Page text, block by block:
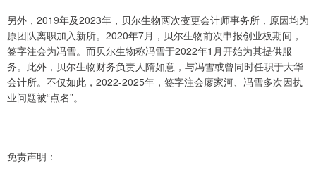
另外，2019年及2023年，贝尔生物两次变更会计师事务所，原因均为
原团队离职加入新所。2020年7月，贝尔生物前次申报创业板期间，
签字注会为冯雪。而贝尔生物称冯雪于2022年1月开始为其提供服
务。此外，贝尔生物财务负责人隋如意，与冯雪或曾同时任职于大华
会计所。不仅如此，2022-2025年，签字注会廖家河、冯雪多次因执
业问题被“点名”。
免责声明：